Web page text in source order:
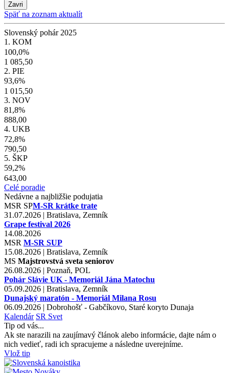
Zavri
Späť na zoznam aktualít
Slovenský pohár 2025
1. KOM
100,0%
1 085,50
2. PIE
93,6%
1 015,50
3. NOV
81,8%
888,00
4. UKB
72,8%
790,50
5. ŠKP
59,2%
643,00
Celé poradie
Nedávne a najbližšie podujatia
MSR SPM-SR krátke trate
31.07.2026 | Bratislava, Zemník
Grape festival 2026
14.08.2026
MSR M-SR SUP
15.08.2026 | Bratislava, Zemník
MS Majstrovstvá sveta seniorov
26.08.2026 | Poznaň, POL
Pohár Slávie UK - Memoriál Jána Matochu
05.09.2026 | Bratislava, Zemník
Dunajský maratón - Memoriál Milana Rosu
06.09.2026 | Dobrohošť - Gabčíkovo, Staré koryto Dunaja
Kalendár SR Svet
Tip od vás...
Ak ste narazili na zaujímavý článok alebo informácie, dajte nám o
nich vedieť, radi ich spracujeme a následne uverejníme.
Vlož tip